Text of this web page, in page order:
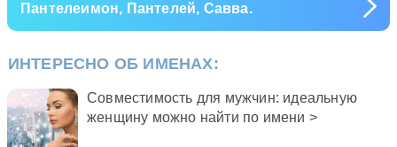
Пантелеимон, Пантелей, Савва.
ИНТЕРЕСНО ОБ ИМЕНАХ:
Совместимость для мужчин: идеальную
женщину можно найти по имени >